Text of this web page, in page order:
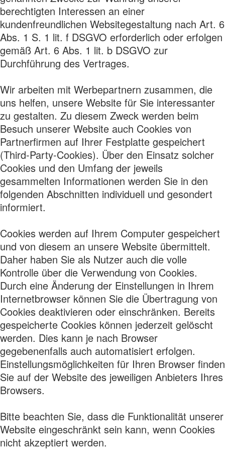
berechtigten Interessen an einer
kundenfreundlichen Websitegestaltung nach Art. 6
Abs. 1 S. 1 lit. f DSGVO erforderlich oder erfolgen
gemäß Art. 6 Abs. 1 lit. b DSGVO zur
Durchführung des Vertrages.
Wir arbeiten mit Werbepartnern zusammen, die
uns helfen, unsere Website für Sie interessanter
zu gestalten. Zu diesem Zweck werden beim
Besuch unserer Website auch Cookies von
Partnerfirmen auf Ihrer Festplatte gespeichert
(Third-Party-Cookies). Über den Einsatz solcher
Cookies und den Umfang der jeweils
gesammelten Informationen werden Sie in den
folgenden Abschnitten individuell und gesondert
informiert.
Cookies werden auf Ihrem Computer gespeichert
und von diesem an unsere Website übermittelt.
Daher haben Sie als Nutzer auch die volle
Kontrolle über die Verwendung von Cookies.
Durch eine Änderung der Einstellungen in Ihrem
Internetbrowser können Sie die Übertragung von
Cookies deaktivieren oder einschränken. Bereits
gespeicherte Cookies können jederzeit gelöscht
werden. Dies kann je nach Browser
gegebenenfalls auch automatisiert erfolgen.
Einstellungsmöglichkeiten für Ihren Browser finden
Sie auf der Website des jeweiligen Anbieters Ihres
Browsers.
Bitte beachten Sie, dass die Funktionalität unserer
Website eingeschränkt sein kann, wenn Cookies
nicht akzeptiert werden.